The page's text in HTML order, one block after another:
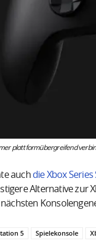
plattformübergreifend
auch die Xbox Series
Alternative zur
5 Spielekonsole